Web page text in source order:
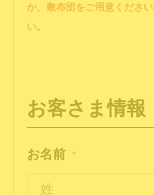
か、敷布団をご用意くださ
い。
お客さま情報
お名前 *